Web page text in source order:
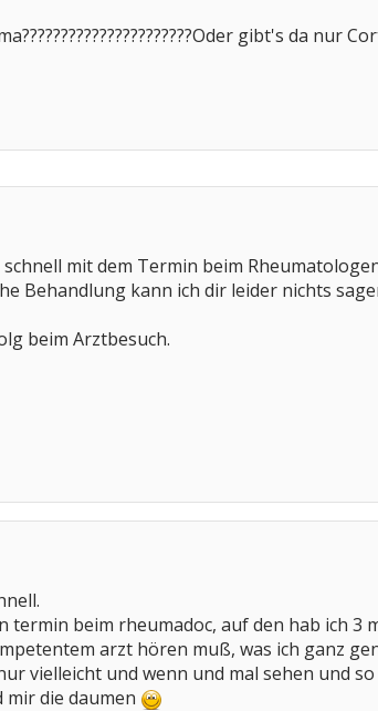
gibt's da nur
mit dem Termin beim
Behandlung kann ich dir leider nichts
beim Arztbesuch.
termin beim rheumadoc, auf den hab ich 3
arzt hören muß, was ich ganz
vielleicht und wenn und mal sehen und
mir die daumen